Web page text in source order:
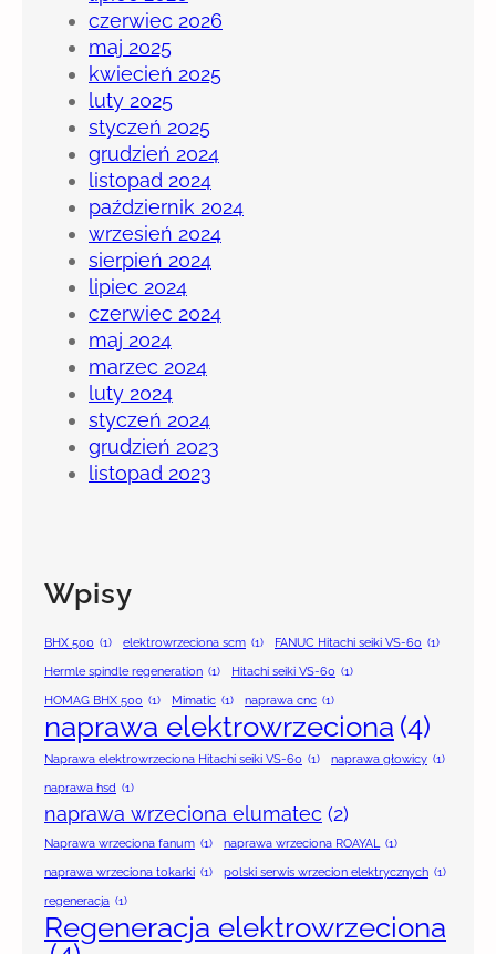
czerwiec 2026
maj 2025
kwiecień 2025
luty 2025
styczeń 2025
grudzień 2024
listopad 2024
październik 2024
wrzesień 2024
sierpień 2024
lipiec 2024
czerwiec 2024
maj 2024
marzec 2024
luty 2024
styczeń 2024
grudzień 2023
listopad 2023
Wpisy
BHX 500 (1) elektrowrzeciona scm (1) FANUC Hitachi seiki VS-60 (1)
Hermle spindle regeneration (1) Hitachi seiki VS-60 (1)
HOMAG BHX 500 (1) Mimatic (1) naprawa cnc (1)
naprawa elektrowrzeciona (4)
Naprawa elektrowrzeciona Hitachi seiki VS-60 (1) naprawa głowicy (1)
naprawa hsd (1)
naprawa wrzeciona elumatec (2)
Naprawa wrzeciona fanum (1) naprawa wrzeciona ROAYAL (1)
naprawa wrzeciona tokarki (1) polski serwis wrzecion elektrycznych (1)
regeneracja (1)
Regeneracja elektrowrzeciona